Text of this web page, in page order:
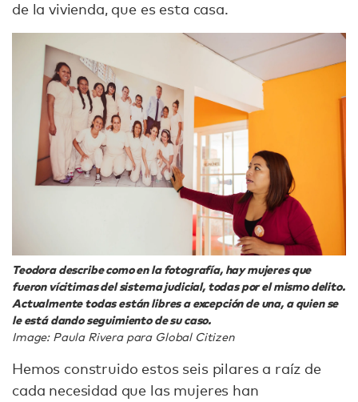
de la vivienda, que es esta casa.
Teodora describe como en la fotografía, hay mujeres que
fueron vícitimas del sistema judicial, todas por el mismo delito.
Actualmente todas están libres a excepción de una, a quien se
le está dando seguimiento de su caso.
Image: Paula Rivera para Global Citizen
Hemos construido estos seis pilares a raíz de
cada necesidad que las mujeres han